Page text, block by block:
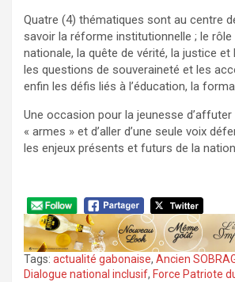
Quatre (4) thématiques sont au centre
savoir la réforme institutionnelle ; le rôle
nationale, la quête de vérité, la justice et
les questions de souveraineté et les
enfin les défis liés à l’éducation, la
Une occasion pour la jeunesse
« armes » et d’aller d’une seule voix
les enjeux présents et futurs de la
Tags: actualité gabonaise, Ancien
Dialogue national inclusif, Force Patriote